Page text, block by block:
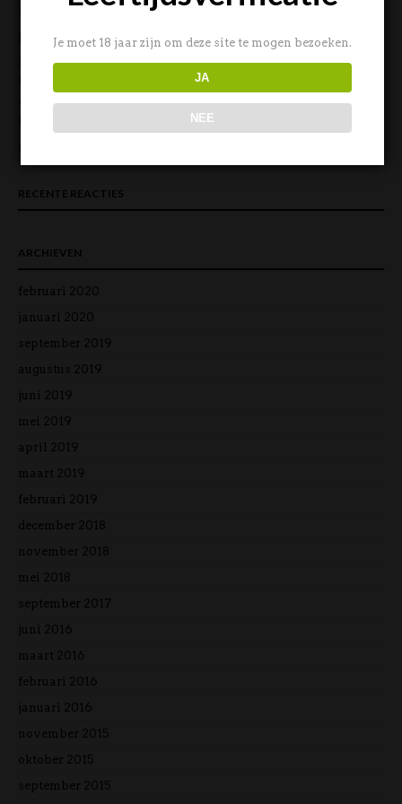
Dé Paaswijn | Aspergewijnen | Bijzondere Rosé! 12 april 2019
Scaia wijn vd maand | wijnabonnement | nieuwe wijnen 14
Wintersale | Warme Winter Wijnen | Wijncursussen 1
RECENTE REACTIES
ARCHIEVEN
februari 2020
januari 2020
september 2019
augustus 2019
juni 2019
mei 2019
april 2019
maart 2019
februari 2019
december 2018
november 2018
mei 2018
september 2017
juni 2016
maart 2016
februari 2016
januari 2016
november 2015
oktober 2015
september 2015
Je moet 18 jaar zijn om deze site te mogen bezoeken.
JA
NEE